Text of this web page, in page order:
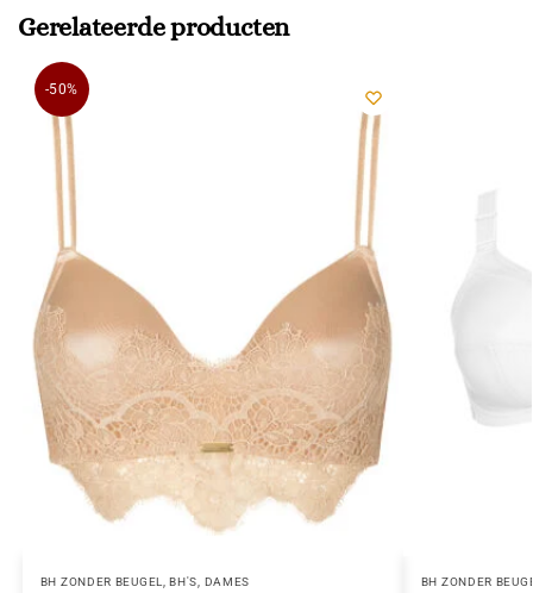
Gerelateerde producten
-50%
BH ZONDER BEUGEL ,BH'S DAMES BH ZONDER